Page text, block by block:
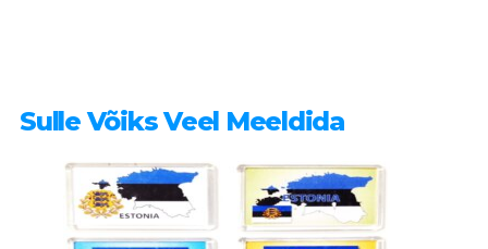
Sulle Võiks Veel Meeldida